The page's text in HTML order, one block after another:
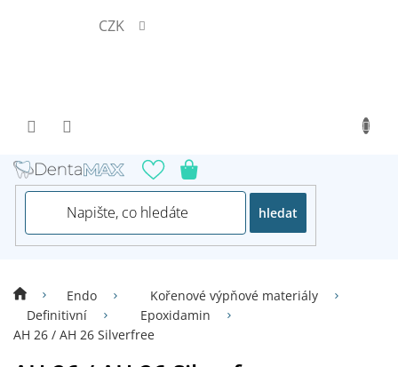
CZK
hledat
Endo
Kořenové výpňové materiály
Definitivní
Epoxidamin
AH 26 / AH 26 Silverfree